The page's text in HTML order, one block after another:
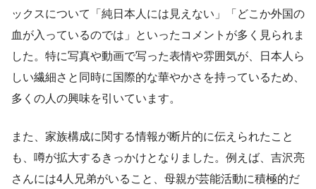
ックスについて「純日本人には見えない」「どこか外国の
血が入っているのでは」といったコメントが多く見られま
した。特に写真や動画で写った表情や雰囲気が、日本人ら
しい繊細さと同時に国際的な華やかさを持っているため、
多くの人の興味を引いています。
また、家族構成に関する情報が断片的に伝えられたこと
も、噂が拡大するきっかけとなりました。例えば、吉沢亮
さんには4人兄弟がいること、母親が芸能活動に積極的だ